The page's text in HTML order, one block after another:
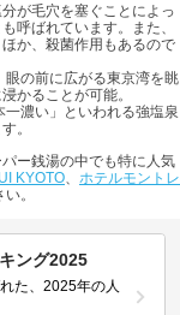
が毛穴を塞ぐことによっ
呼ばれています。また、
か、殺菌作用もあるので
眼の前に広がる東京湾を眺
かることが可能。
一濃い」といわれる強塩泉
。
ー銭湯の中でも特に人気
KYOTO
ホテルモントレ
。
ング2025
た、2025年の人